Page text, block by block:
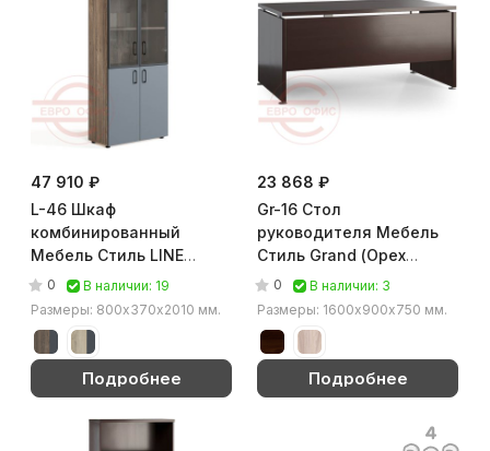
47 910 ₽
L-46 Шкаф
комбинированный
Мебель Стиль LINE
(Делиос / антрацит)
0
В наличии: 19
Размеры: 800x370х2010 мм.
Подробнее
23 868 ₽
Gr-16 Стол
руководителя Мебель
Стиль Grand (Орех
тёмный)
0
В наличии: 3
Размеры: 1600х900х750 мм.
Подробнее